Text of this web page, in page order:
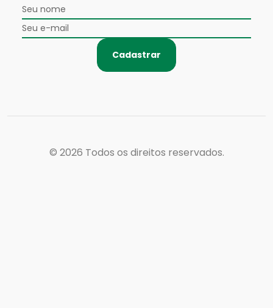
Cadastrar
© 2026 Todos os direitos reservados.